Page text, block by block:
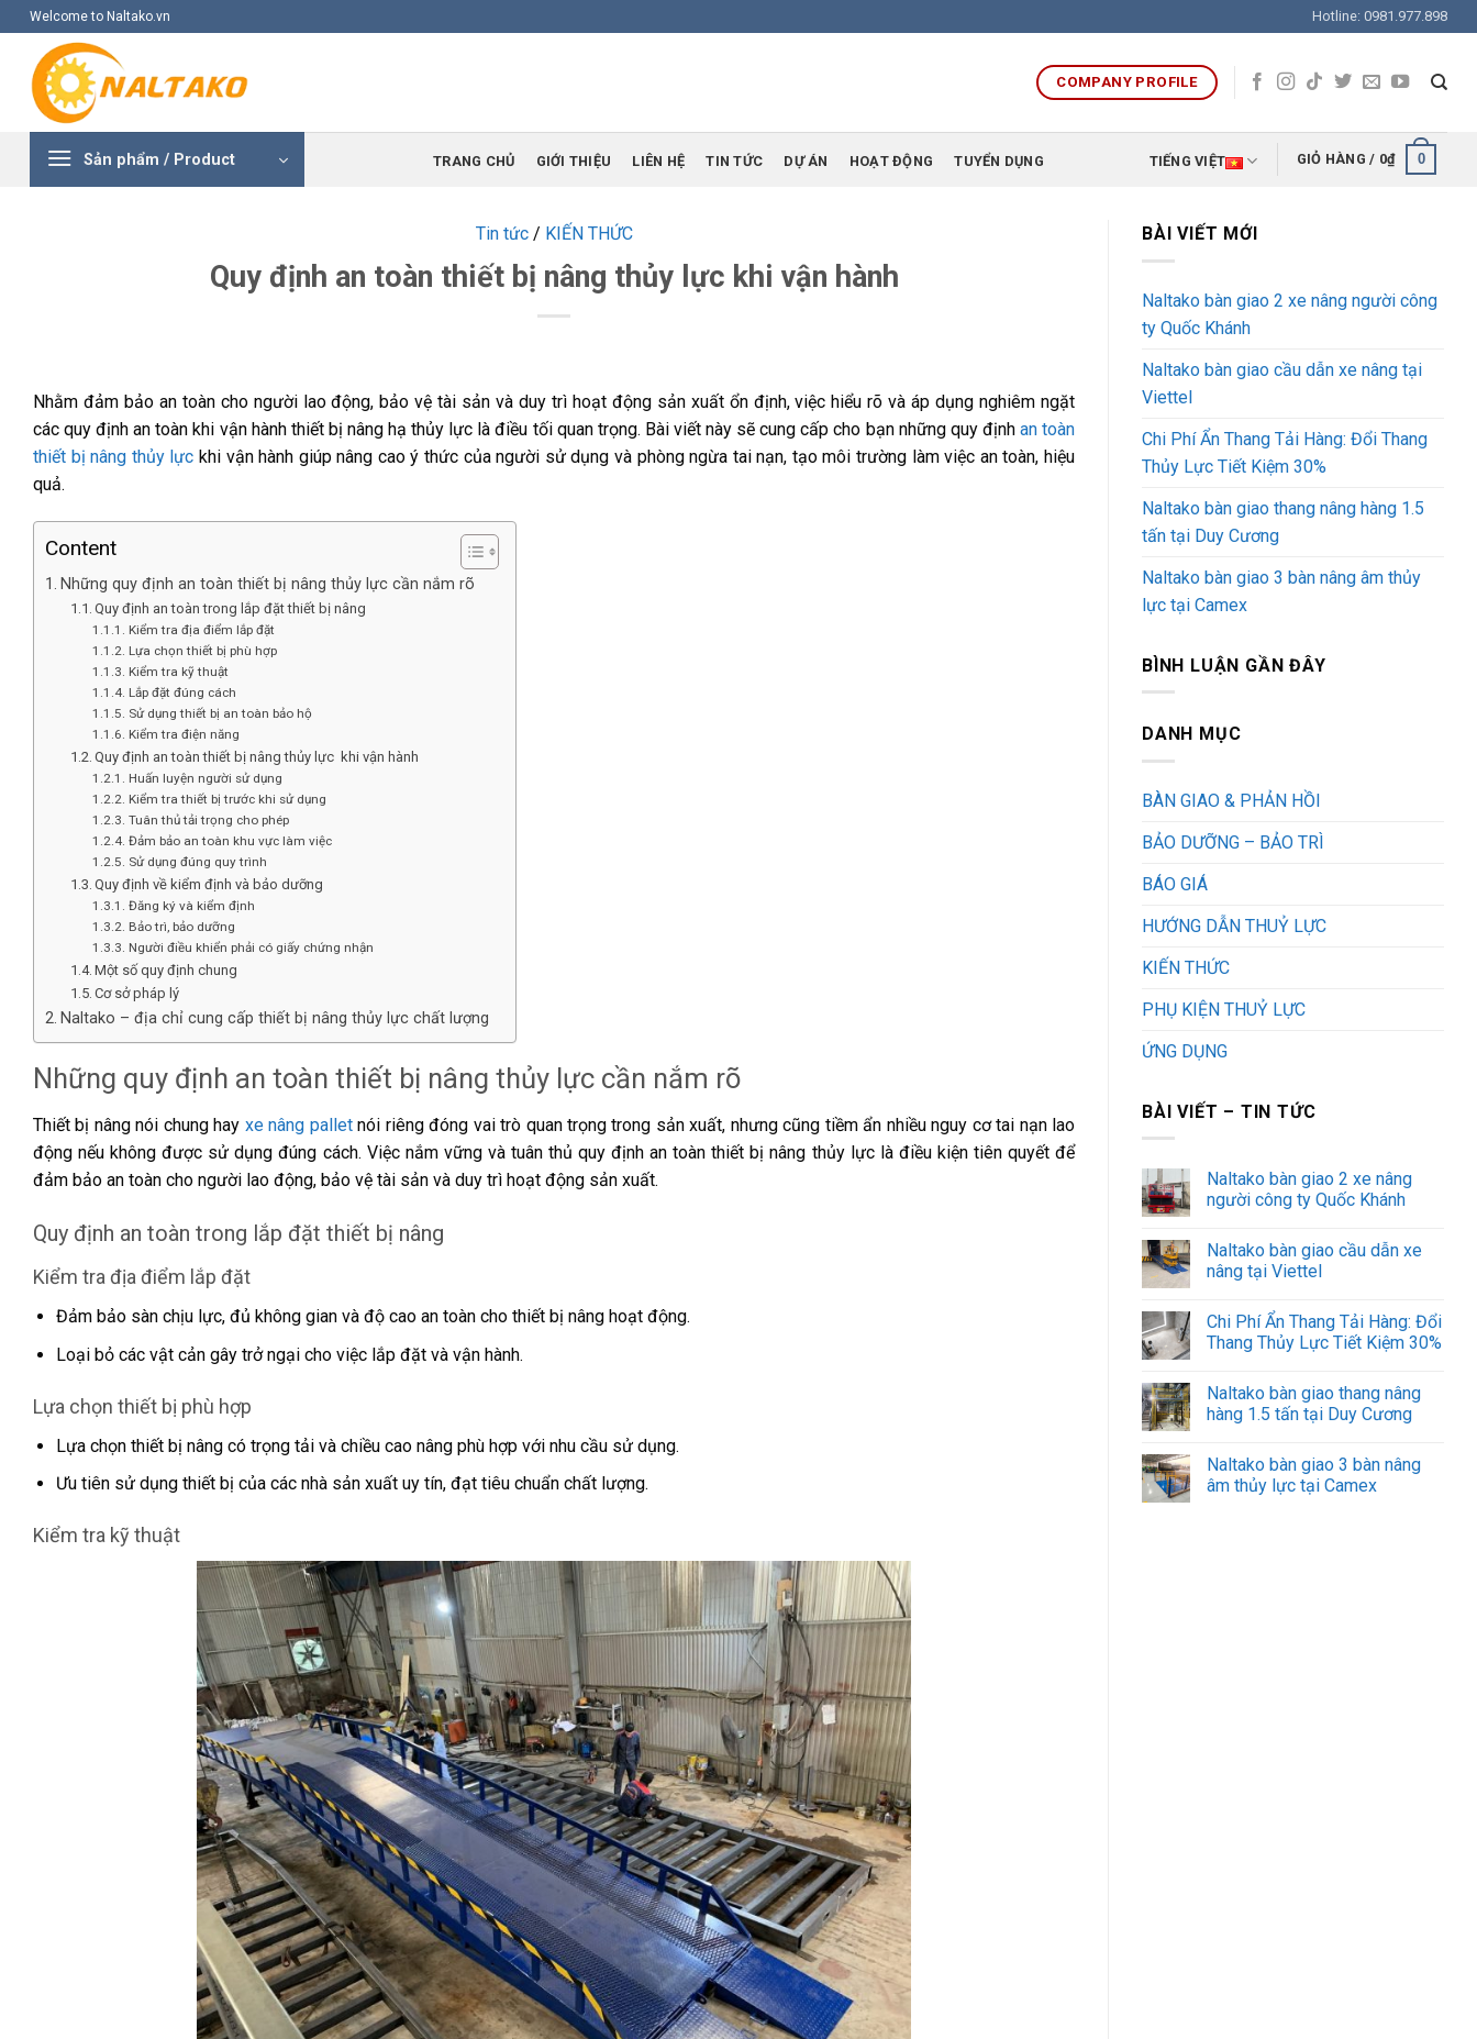
Skip
to
content
Welcome to Naltako.vn Hotline: 0981.977.898
COMPANY PROFILE
Sản phẩm / Product TRANG CHỦ GIỚI THIỆU LIÊN HỆ TIN TỨC DỰ ÁN HOẠT ĐỘNG TUYỂN DỤNG TIẾNG VIỆT GIỎ HÀNG / 0₫ 0
Tin tức/ KIẾN THỨC
Quy định an toàn thiết bị nâng thủy lực khi vận hành
Nhằm đảm bảo an toàn cho người lao động, bảo vệ tài sản và duy trì hoạt động sản xuất ổn định, việc hiểu rõ và áp dụng nghiêm ngặt
các quy định an toàn khi vận hành thiết bị nâng hạ thủy lực là điều tối quan trọng. Bài viết này sẽ cung cấp cho bạn những quy định an toàn
thiết bị nâng thủy lực khi vận hành giúp nâng cao ý thức của người sử dụng và phòng ngừa tai nạn, tạo môi trường làm việc an toàn, hiệu
quả.
Content
Những quy định an toàn thiết bị nâng thủy lực cần nắm rõ
Quy định an toàn trong lắp đặt thiết bị nâng
Kiểm tra địa điểm lắp đặt
Lựa chọn thiết bị phù hợp
Kiểm tra kỹ thuật
Lắp đặt đúng cách
Sử dụng thiết bị an toàn bảo hộ
Kiểm tra điện năng
Quy định an toàn thiết bị nâng thủy lực khi vận hành
Huấn luyện người sử dụng
Kiểm tra thiết bị trước khi sử dụng
Tuân thủ tải trọng cho phép
Đảm bảo an toàn khu vực làm việc
Sử dụng đúng quy trình
Quy định về kiểm định và bảo dưỡng
Đăng ký và kiểm định
Bảo trì, bảo dưỡng
Người điều khiển phải có giấy chứng nhận
Một số quy định chung
Cơ sở pháp lý
Naltako – địa chỉ cung cấp thiết bị nâng thủy lực chất lượng
Những quy định an toàn thiết bị nâng thủy lực cần nắm rõ
Thiết bị nâng nói chung hay xe nâng palletnói riêng đóng vai trò quan trọng trong sản xuất, nhưng cũng tiềm ẩn nhiều nguy cơ tai nạn lao
động nếu không được sử dụng đúng cách. Việc nắm vững và tuân thủ quy định an toàn thiết bị nâng thủy lực là điều kiện tiên quyết để
đảm bảo an toàn cho người lao động, bảo vệ tài sản và duy trì hoạt động sản xuất.
Quy định an toàn trong lắp đặt thiết bị nâng
Kiểm tra địa điểm lắp đặt
Đảm bảo sàn chịu lực, đủ không gian và độ cao an toàn cho thiết bị nâng hoạt động.
Loại bỏ các vật cản gây trở ngại cho việc lắp đặt và vận hành.
Lựa chọn thiết bị phù hợp
Lựa chọn thiết bị nâng có trọng tải và chiều cao nâng phù hợp với nhu cầu sử dụng.
Ưu tiên sử dụng thiết bị của các nhà sản xuất uy tín, đạt tiêu chuẩn chất lượng.
Kiểm tra kỹ thuật
BÀI VIẾT MỚI
Naltako bàn giao 2 xe nâng người công
ty Quốc Khánh
Naltako bàn giao cầu dẫn xe nâng tại
Viettel
Chi Phí Ẩn Thang Tải Hàng: Đổi Thang
Thủy Lực Tiết Kiệm 30%
Naltako bàn giao thang nâng hàng 1.5
tấn tại Duy Cương
Naltako bàn giao 3 bàn nâng âm thủy
lực tại Camex
BÌNH LUẬN GẦN ĐÂY
DANH MỤC
BÀN GIAO & PHẢN HỒI
BẢO DƯỠNG – BẢO TRÌ
BÁO GIÁ
HƯỚNG DẪN THUỶ LỰC
KIẾN THỨC
PHỤ KIỆN THUỶ LỰC
ỨNG DỤNG
BÀI VIẾT – TIN TỨC
Naltako bàn giao 2 xe nâng
người công ty Quốc Khánh
Naltako bàn giao cầu dẫn xe
nâng tại Viettel
Chi Phí Ẩn Thang Tải Hàng: Đổi
Thang Thủy Lực Tiết Kiệm 30%
Naltako bàn giao thang nâng
hàng 1.5 tấn tại Duy Cương
Naltako bàn giao 3 bàn nâng
âm thủy lực tại Camex